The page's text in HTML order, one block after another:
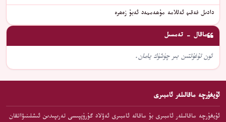
دادىل فەقىھ ئەللامە مۇھەممەد ئەبۇ زەھرە
ماقال - تەمسىل
ئون تۇغۇتتىن بىر چۈشۈك يامان.
ئۇيغۇرچە ماقالىلەر ئامبىرى
ئۇيغۇرچە ماقالىلەر ئامبىرى بۇ ماقالە ئامبىرى ئەۋلاد گۇرۇپپىسى تەرىپىدىن ئىشلىنىۋاتقان